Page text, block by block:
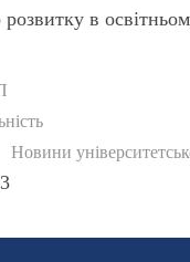
розвитку в
Новини